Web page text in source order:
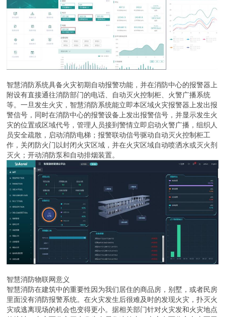
智慧消防系统具备火灾初期自动报警功能，并在消防中心的报警器上
附设有直接通往消防部门的电话、自动灭火控制柜、火警广播系统
等。一旦发生火灾，智慧消防系统能立即本区域火灾报警器上发出报
警信号，同时在消防中心的报警设备上发出报警信号，并显示发生火
灾的位置或区域代号，管理人员接到警情立即启动火警广播，组织人
员安全疏散，启动消防电梯；报警联动信号驱动自动灭火控制柜工
作，关闭防火门以封闭火灾区域，并在火灾区域自动喷洒水或灭火剂
灭火；开动消防泵和自动排烟装置。
智慧消防物联网意义
智慧消防在建筑中的重要性因为我们居住的商品房，别墅，或者民房
里面没有消防报警系统。在火灾发生后很难及时的发现火灾，扑灭火
灾或逃离现场的机会也变得更小。据相关部门针对火灾发和火灾地点